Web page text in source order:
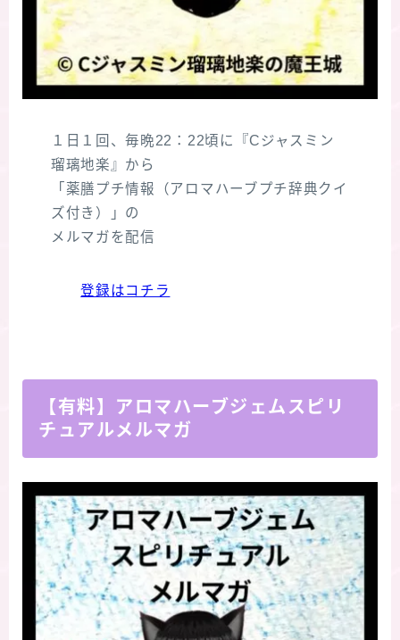
１日１回、毎晩22：22頃に『Cジャスミン
瑠璃地楽』から
「薬膳プチ情報（アロマハーブプチ辞典クイ
ズ付き）」の
メルマガを配信
登録はコチラ
【有料】アロマハーブジェムスピリ
チュアルメルマガ